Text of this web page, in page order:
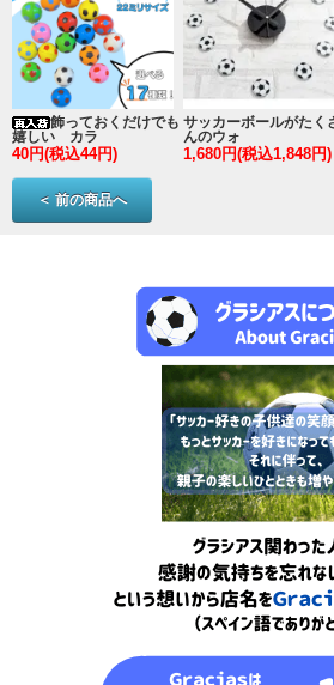
飾っておくだけでも
嬉しい カラ
40円(税込44円)
サッカーボールがたく
んのウォ
1,680円(税込1,848円)
＜ 前の商品へ